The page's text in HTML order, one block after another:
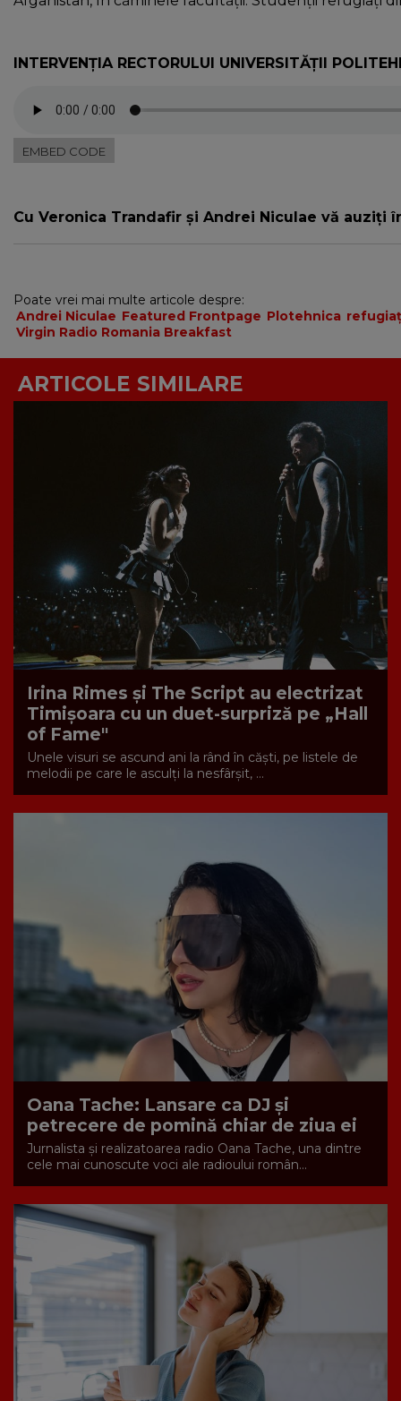
INTERVENȚIA RECTORULUI UNIVERSITĂȚII
EMBED CODE
Cu Veronica Trandafir și Andrei Niculae vă auziți
Poate vrei mai multe articole despre:
Andrei Niculae Featured Frontpage Plotehnica
Virgin Radio Romania Breakfast
ARTICOLE SIMILARE
Irina Rimes și The Script au electrizat
Timișoara cu un duet-surpriză pe „Hall
of Fame"
Unele visuri se ascund ani la rând în căști, pe listele de
melodii pe care le asculți la nesfârșit, ...
Oana Tache: Lansare ca DJ și
petrecere de pomină chiar de ziua ei
Jurnalista și realizatoarea radio Oana Tache, una dintre
cele mai cunoscute voci ale radioului român...